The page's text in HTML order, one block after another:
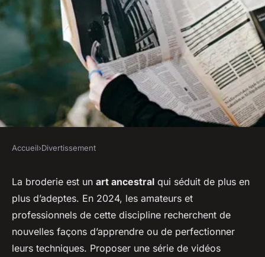
Comment créer une série de
vidéos éducatives sur les
techniques de broderie?
Milo• 28 août 2024 •6 min de lecture
Accueil›Divertissement
La broderie est un art ancestral qui séduit de plus en
plus d’adeptes. En 2024, les amateurs et
professionnels de cette discipline recherchent de
nouvelles façons d’apprendre ou de perfectionner
leurs techniques. Proposer une série de vidéos